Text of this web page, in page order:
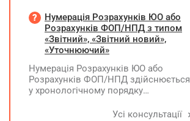
ПДФО та ВЗ. Крім того, статутний
капітал збільшувався за рахунок
нерозподіленого прибутку без
нарахування дивідендів. У 2026 році
виплатити кошти засновникам. Чи
потрібно утримувати ПДФО та ВЗ?
Нумерація Розрахунків ЮО або
Розрахунків ФОП/НПД з типом
«Звітний», «Звітний новий»,
«Уточнюючий»
Нумерація Розрахунків ЮО або
Розрахунків ФОП/НПД здійснюється
у хронологічному порядку
межах одного звітногоУсі консультації